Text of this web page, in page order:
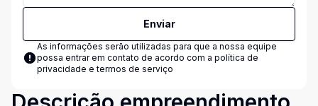
Enviar
As informações serão utilizadas para que a nossa equipe
possa entrar em contato de acordo com a política de
privacidade e termos de serviço